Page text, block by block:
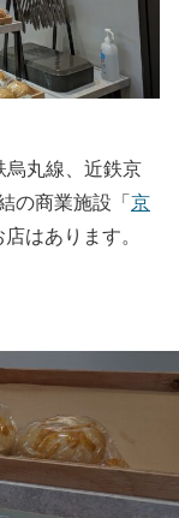
烏丸線、近鉄京
の商業施設「京
はあります。